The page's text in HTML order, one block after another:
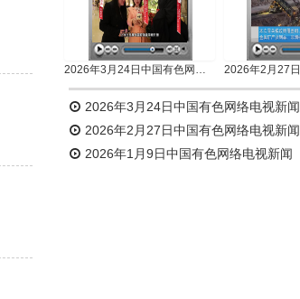
2026年3月24日中国有色网络电视新闻
2026年3月24日中国有色网络电视新闻
2026年2月27日中国有色网络电视新闻
2026年1月9日中国有色网络电视新闻